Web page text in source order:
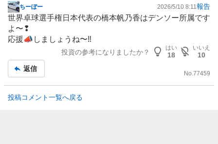
掲
示
板
記
ちーぼー 2026/5/10 8:11 報告
世界卓球選手権日本代表の橋本帆乃香はデンソー所属です
よ〜❢
応援📣しましょうね〜‼️
投資の参考になりましたか？
はい
18
いいえ
10
返信
No.77459
投稿コメント一覧へ戻る